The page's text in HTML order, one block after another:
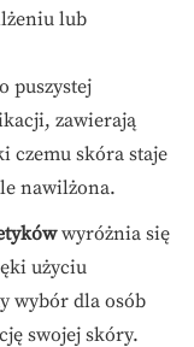
lub
puszystej
zawierają
czemu skóra staje
nawilżona.
wyróżnia się
użyciu
wybór dla osób
swojej skóry.